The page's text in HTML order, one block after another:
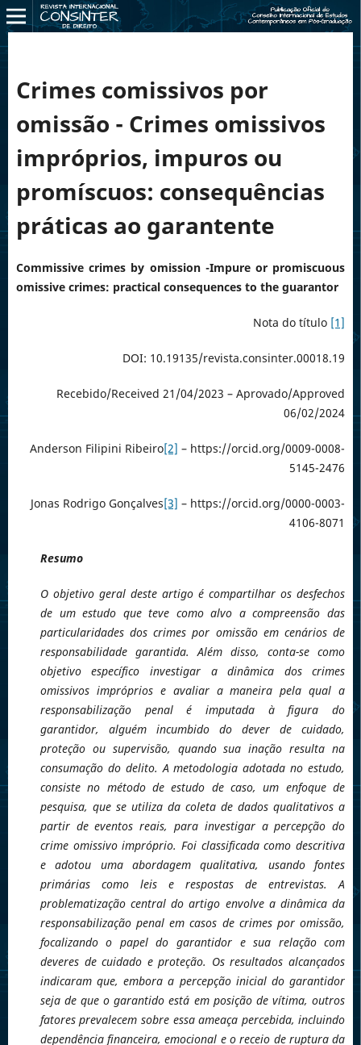
Crimes comissivos por
omissão - Crimes omissivos
impróprios, impuros ou
promíscuos: consequências
práticas ao garantente
Commissive crimes by omission -Impure or promiscuous
omissive crimes: practical consequences to the guarantor
Nota do título [1]
DOI: 10.19135/revista.consinter.00018.19
Recebido/Received 21/04/2023 – Aprovado/Approved
06/02/2024
Anderson Filipini Ribeiro[2] – https://orcid.org/0009-0008-
5145-2476
Jonas Rodrigo Gonçalves[3] – https://orcid.org/0000-0003-
4106-8071
Resumo
O objetivo geral deste artigo é compartilhar os desfechos
de um estudo que teve como alvo a compreensão das
particularidades dos crimes por omissão em cenários de
responsabilidade garantida. Além disso, conta-se como
objetivo específico investigar a dinâmica dos crimes
omissivos impróprios e avaliar a maneira pela qual a
responsabilização penal é imputada à figura do
garantidor, alguém incumbido do dever de cuidado,
proteção ou supervisão, quando sua inação resulta na
consumação do delito. A metodologia adotada no estudo,
consiste no método de estudo de caso, um enfoque de
pesquisa, que se utiliza da coleta de dados qualitativos a
partir de eventos reais, para investigar a percepção do
crime omissivo impróprio. Foi classificada como descritiva
e adotou uma abordagem qualitativa, usando fontes
primárias como leis e respostas de entrevistas. A
problematização central do artigo envolve a dinâmica da
responsabilização penal em casos de crimes por omissão,
focalizando o papel do garantidor e sua relação com
deveres de cuidado e proteção. Os resultados alcançados
indicaram que, embora a percepção inicial do garantidor
seja de que o garantido está em posição de vítima, outros
fatores prevalecem sobre essa ameaça percebida, incluindo
dependência financeira, emocional e o receio de ruptura da